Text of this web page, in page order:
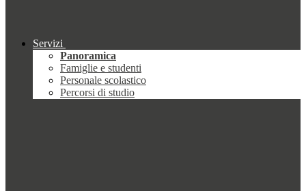
Servizi
Panoramica
Famiglie e studenti
Personale scolastico
Percorsi di studio